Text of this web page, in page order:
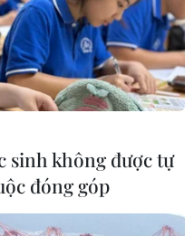
sinh không được tự
đóng góp